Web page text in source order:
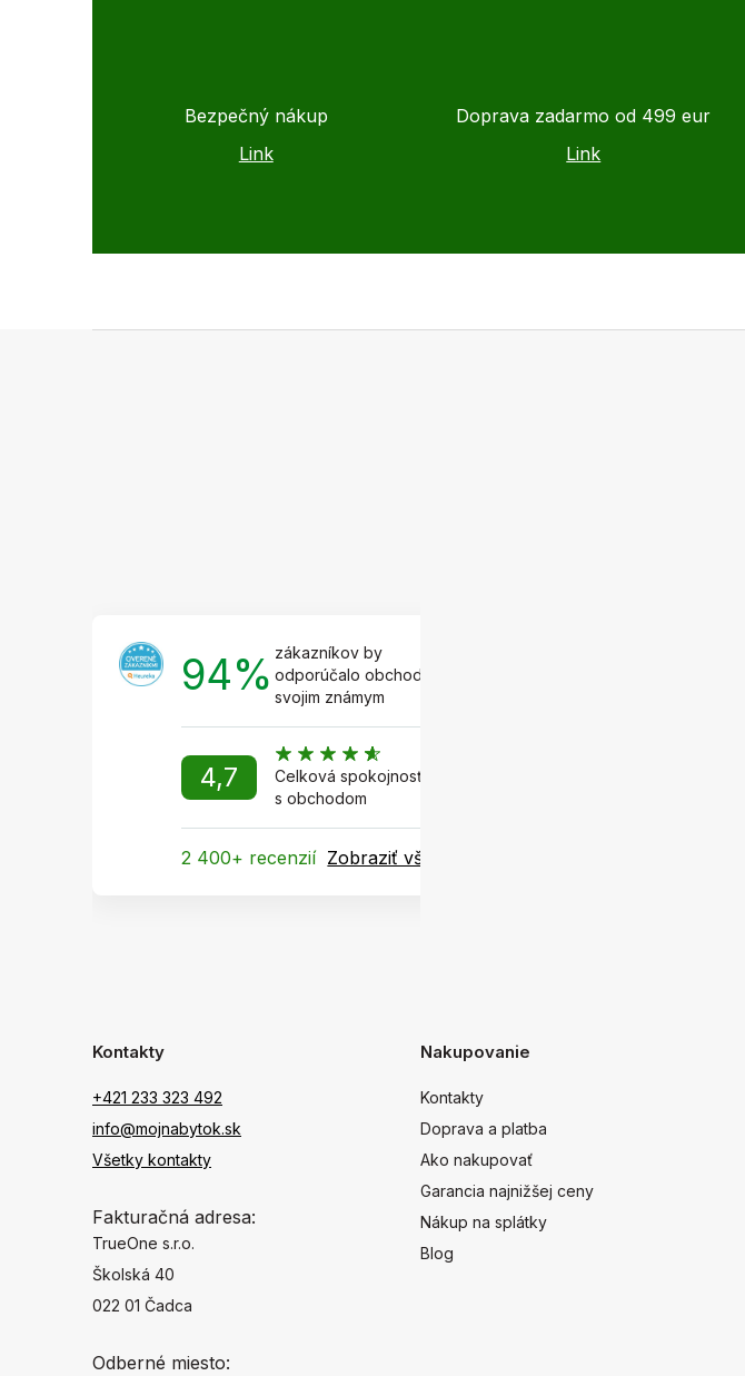
Bezpečný nákup
Link
Doprava zadarmo od 499 eur
Link
94% zákazníkov by
odporúčalo obchod
svojim známym
4,7
Celková spokojnosť
s obchodom
2 400+ recenzií Zobraziť všetky
Kontakty
+421 233 323 492
info@mojnabytok.sk
Všetky kontakty
Fakturačná adresa:
TrueOne s.r.o.
Školská 40
022 01 Čadca
Odberné miesto:
Nakupovanie
Kontakty
Doprava a platba
Ako nakupovať
Garancia najnižšej ceny
Nákup na splátky
Blog